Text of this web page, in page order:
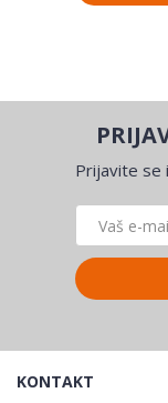
Prijavite se
KONTAKT